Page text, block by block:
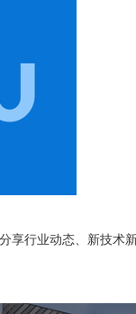
享行业动态、新技术